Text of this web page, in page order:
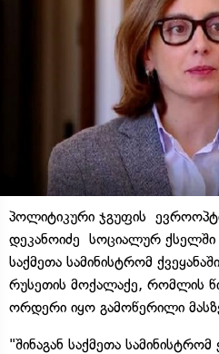
პოლიტიკური ჯგუფის
დეკანოიძე სოციალურ ქსელში
საქმეთა სამინისტრომ
რუსეთის მოქალაქე, რომლის
ორდერი იყო გამოწერილი
"შინაგან საქმეთა სამინისტრომ